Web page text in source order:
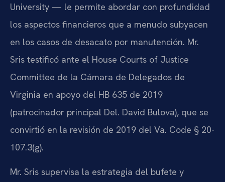
University — le permite abordar con profundidad
los aspectos financieros que a menudo subyacen
en los casos de desacato por manutención. Mr.
Sris testificó ante el House Courts of Justice
Committee de la Cámara de Delegados de
Virginia en apoyo del HB 635 de 2019
(patrocinador principal Del. David Bulova), que se
convirtió en la revisión de 2019 del Va. Code § 20-
107.3(g).
Mr. Sris supervisa la estrategia del bufete y